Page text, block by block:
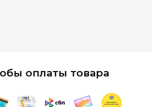
оплаты товара